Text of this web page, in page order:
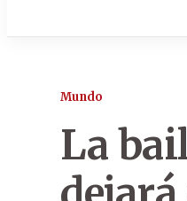
Mundo
La